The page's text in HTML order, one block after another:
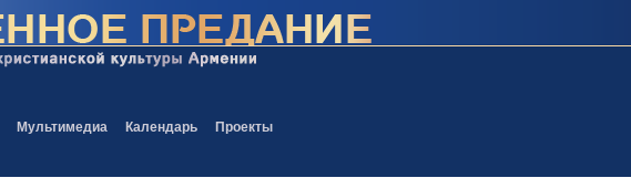
Мультимедиа Календарь Проекты